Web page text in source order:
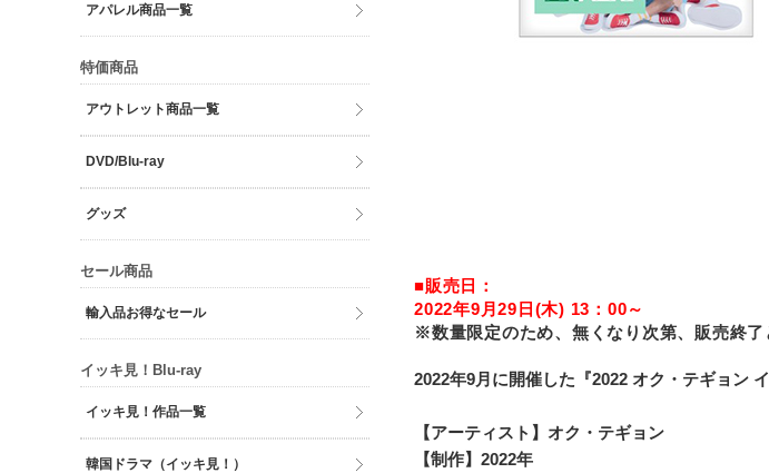
■販売日：
2022年9月29日(木) 13：00～
※数量限定のため、無くなり次第、販売終了
2022年9月に開催した『2022 オク・テギョン
【アーティスト】オク・テギョン
【制作】2022年
アパレル商品一覧
特価商品
アウトレット商品一覧
DVD/Blu-ray
グッズ
セール商品
輸入品お得なセール
イッキ見！Blu-ray
イッキ見！作品一覧
韓国ドラマ（イッキ見！）